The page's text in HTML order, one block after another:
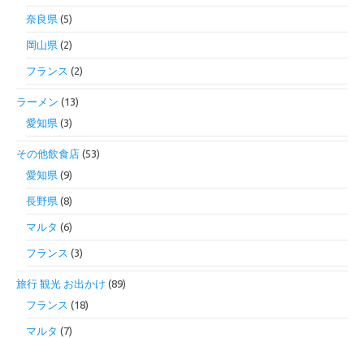
奈良県 (5)
岡山県 (2)
フランス (2)
ラーメン (13)
愛知県 (3)
その他飲食店 (53)
愛知県 (9)
長野県 (8)
マルタ (6)
フランス (3)
旅行 観光 お出かけ (89)
フランス (18)
マルタ (7)